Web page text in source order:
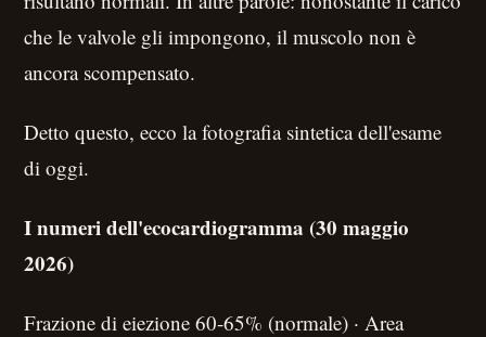
che le valvole gli impongono, il muscolo non è
ancora scompensato.
Detto questo, ecco la fotografia sintetica dell'esame
di oggi.
I numeri dell'ecocardiogramma (30 maggio
2026)
Frazione di eiezione 60-65% (normale) · Area